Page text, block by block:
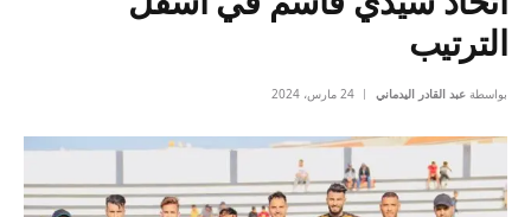
الترتيب
بواسطة عبد القادر اليدماني 24 مارس، 2024